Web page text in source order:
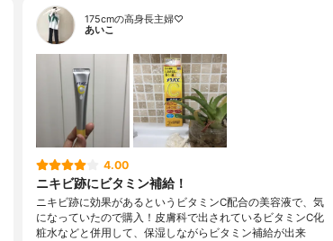
175cmの高身長主婦♡
あいこ
4.00
ニキビ跡にビタミン補給！
ニキビ跡に効果があるというビタミンC配合の美容液で、気
になっていたので購入！皮膚科で出されているビタミンC化
粧水などと併用して、保湿しながらビタミン補給が出来